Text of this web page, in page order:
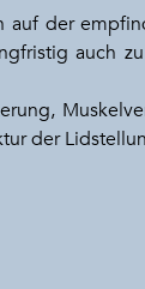
der
auch
der